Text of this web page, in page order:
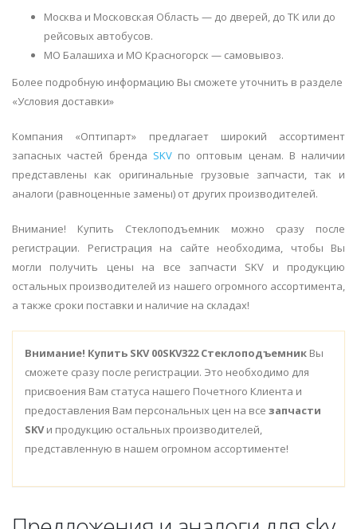
Москва и Московская Область — до дверей, до ТК или до
рейсовых автобусов.
МО Балашиха и МО Красногорск — самовывоз.
Более подробную информацию Вы сможете уточнить в разделе
«Условия доставки»
Компания «Оптипарт» предлагает широкий ассортимент
запасных частей бренда SKVпо оптовым ценам. В наличии
представлены как оригинальные грузовые запчасти, так и
аналоги (равноценные замены) от других производителей.
Внимание! Купить Стеклоподъемник можно сразу после
регистрации. Регистрация на сайте необходима, чтобы Вы
могли получить цены на все запчасти SKV и продукцию
остальных производителей из нашего огромного ассортимента,
а также сроки поставки и наличие на складах!
Внимание! Купить SKV 00SKV322 Стеклоподъемник Вы
сможете сразу после регистрации. Это необходимо для
присвоения Вам статуса нашего Почетного Клиента и
предоставления Вам персональных цен на все запчасти
SKVи продукцию остальных производителей,
представленную в нашем огромном ассортименте!